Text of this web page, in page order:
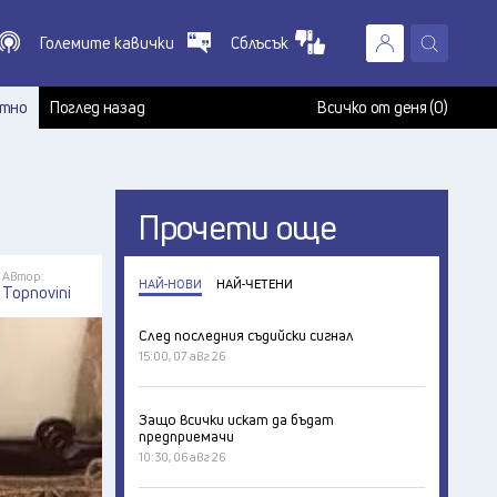
X
Големите кавички Сблъсък
Поглед назад Всичко от деня (0)
Автор:
Topnovini
Прочети още
НАЙ-НОВИ НАЙ-ЧЕТЕНИ
След последния съдийски сигнал
15:00, 07 авг 26
Защо всички искат да бъдат
предприемачи
10:30, 06 авг 26